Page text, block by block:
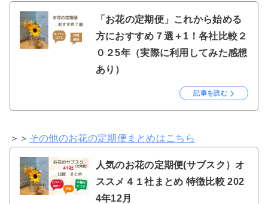
「お花の定期便」これから始める
方におすすめ７選＋1！各社比較２
０２5年（実際に利用してみた感想
あり）
記事を読む
＞＞ その他のお花の定期便まとめはこちら
人気のお花の定期便(サブスク）オ
ススメ４１社まとめ 特徴比較 202
4年12月